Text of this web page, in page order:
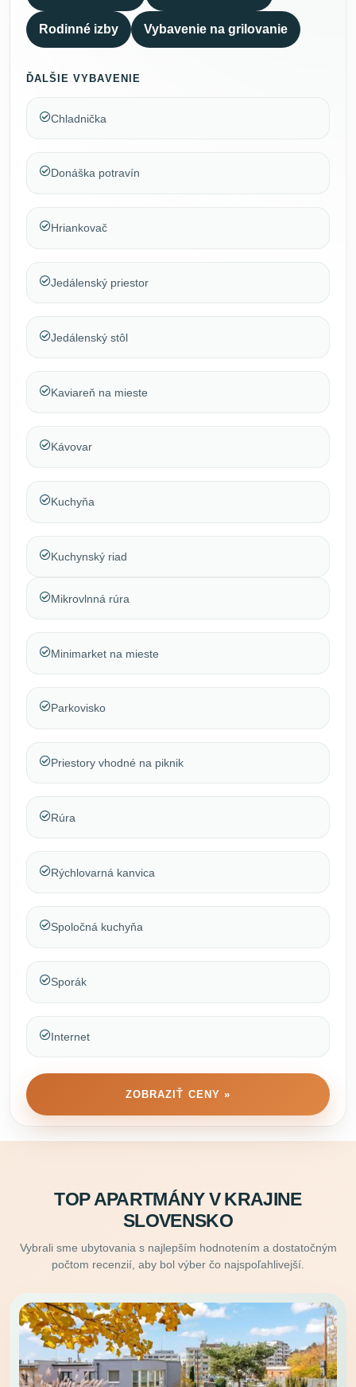
Rodinné izby Vybavenie na grilovanie
ĎALŠIE VYBAVENIE
Chladnička
Donáška potravín
Hriankovač
Jedálenský priestor
Jedálenský stôl
Kaviareň na mieste
Kávovar
Kuchyňa
Kuchynský riad
Mikrovlnná rúra
Minimarket na mieste
Parkovisko
Priestory vhodné na piknik
Rúra
Rýchlovarná kanvica
Spoločná kuchyňa
Sporák
Internet
ZOBRAZIŤ CENY »
TOP APARTMÁNY V KRAJINE
SLOVENSKO
Vybrali sme ubytovania s najlepším hodnotením a dostatočným
počtom recenzií, aby bol výber čo najspoľahlivejší.